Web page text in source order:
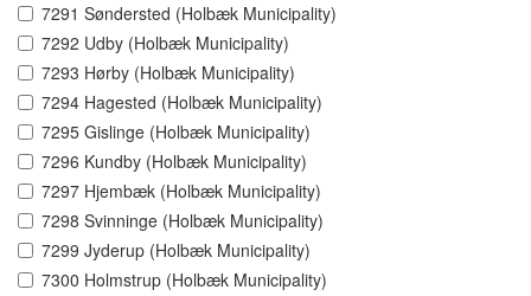
7291 Søndersted (Holbæk Municipality)
7292 Udby (Holbæk Municipality)
7293 Hørby (Holbæk Municipality)
7294 Hagested (Holbæk Municipality)
7295 Gislinge (Holbæk Municipality)
7296 Kundby (Holbæk Municipality)
7297 Hjembæk (Holbæk Municipality)
7298 Svinninge (Holbæk Municipality)
7299 Jyderup (Holbæk Municipality)
7300 Holmstrup (Holbæk Municipality)